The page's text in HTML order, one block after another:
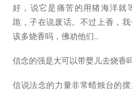
好，说它是痛苦的用猪海洋就
跪，子在说废话。不过上香，
该多烧香吗，佛劝他们..
信念的强是大可以带婴儿去烧香
信说法念的力量非常蜡烛台的